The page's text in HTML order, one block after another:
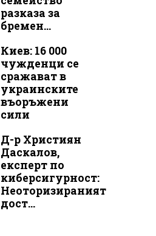
разказа за
бремен...
Киев: 16 000
чужденци се
сражават в
украинските
въоръжени
сили
Д-р Християн
Даскалов,
експерт по
киберсигурност:
Неоторизираният
дост...